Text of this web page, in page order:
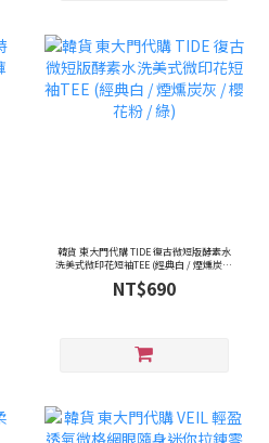
韓貨 東大門代購 TIDE 復古微短版酵素水
洗美式微印花短袖TEE (經典白 / 煙燻炭灰
/ 櫻花粉 / 綠)
NT$690